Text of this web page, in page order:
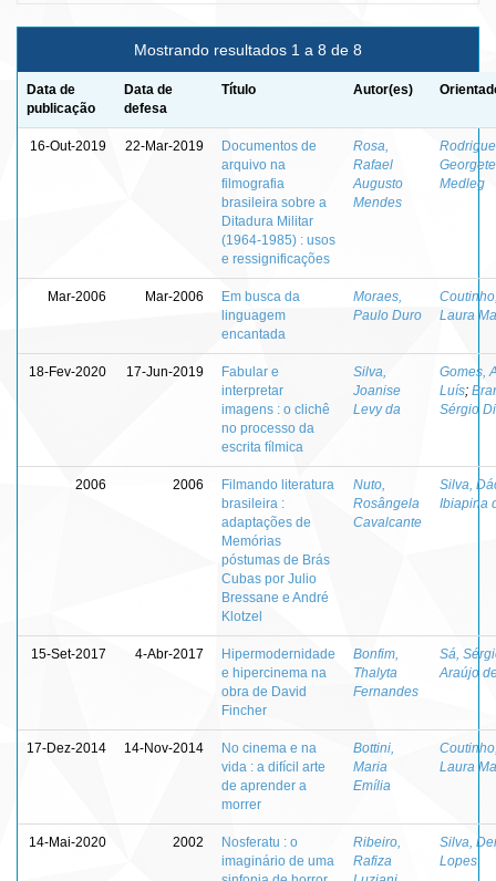
Mostrando resultados 1 a 8 de 8
Data de
publicação
Data de
defesa
Título Autor(es)
16-Out-2019 22-Mar-2019
Documentos de
arquivo na
filmografia
brasileira sobre a
Ditadura Militar
(1964-1985) : usos
e ressignificações
Rosa,
Rafael
Augusto
Mendes
Georgete
Medleg
Mar-2006 Mar-2006
Em busca da
linguagem
encantada
Moraes,
Paulo Duro
Laura
18-Fev-2020 17-Jun-2019
Fabular e
interpretar
imagens : o clichê
no processo da
escrita fílmica
Silva,
Joanise
Levy da
Gomes,
Luís;
Sérgio
2006 2006
Filmando literatura
brasileira :
adaptações de
Memórias
póstumas de Brás
Cubas por Julio
Bressane e André
Klotzel
Nuto,
Rosângela
Cavalcante
Silva,
Ibiapina
15-Set-2017 4-Abr-2017
Hipermodernidade
e hipercinema na
obra de David
Fincher
Bonfim,
Thalyta
Fernandes
Sá,
Araújo
17-Dez-2014 14-Nov-2014
No cinema e na
vida : a difícil arte
de aprender a
morrer
Bottini,
Maria
Emília
Laura
14-Mai-2020 2002
Nosferatu : o
imaginário de uma
Ribeiro,
Rafiza
Silva,
Lopes